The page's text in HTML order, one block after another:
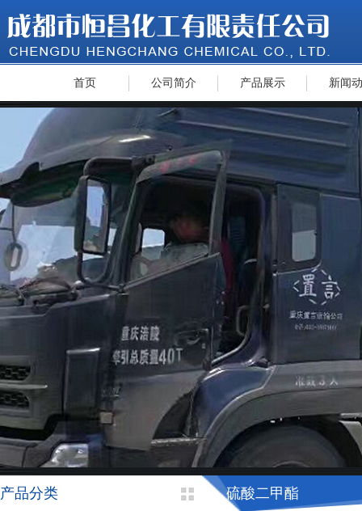
首页 公司简介 产品展示 新闻
硫酸二甲酯
产品分类